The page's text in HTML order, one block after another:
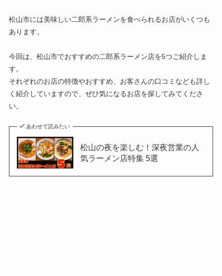
松山市には美味しい二郎系ラーメンを食べられるお店がいくつも
あります。
今回は、松山市でおすすめの二郎系ラーメン店を5つご紹介しま
す。
それぞれのお店の特徴やおすすめ、お客さんの口コミなども詳し
く紹介していますので、ぜひ気になるお店を探してみてくださ
い。
あわせて読みたい
松山の夜を楽しむ！深夜営業の人
気ラーメン店特集 5選